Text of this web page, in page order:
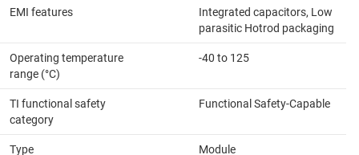
EMI features
Integrated capacitors, Low
parasitic Hotrod packaging
Operating temperature
range (°C)
-40 to 125
TI functional safety
category
Functional Safety-Capable
Type Module